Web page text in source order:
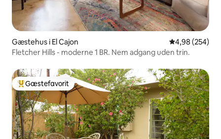
Gæstehus i El Cajon 4,98 ud af 5 i
4,98 (254)
Fletcher Hills - moderne 1 BR. Nem adgang uden trin.
Bedste gæstefavorit
Gæstefavorit